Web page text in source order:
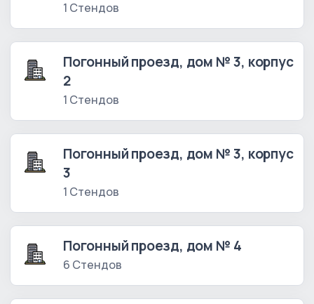
1 Стендов
Погонный проезд, дом № 3, корпус
2
1 Стендов
Погонный проезд, дом № 3, корпус
3
1 Стендов
Погонный проезд, дом № 4
6 Стендов